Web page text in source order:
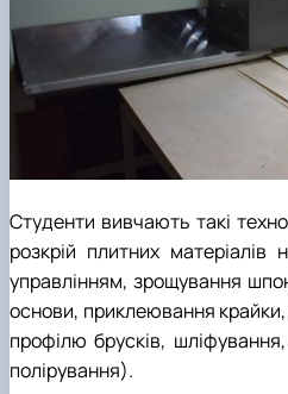
Студенти вивчають такі
розкрій плитних
управлінням, зрощування
основи, приклеювання
профілю брусків,
полірування).